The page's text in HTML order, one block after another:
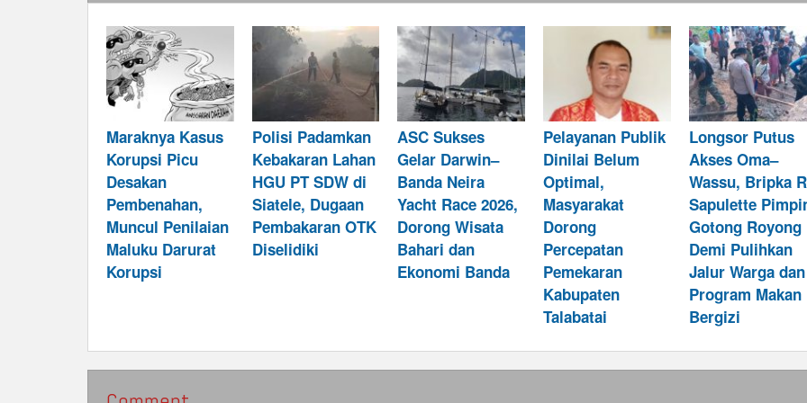
Maraknya Kasus
Korupsi Picu
Desakan
Pembenahan,
Muncul Penilaian
Maluku Darurat
Korupsi
Polisi Padamkan
Kebakaran Lahan
HGU PT SDW di
Siatele, Dugaan
Pembakaran OTK
Diselidiki
ASC Sukses
Gelar Darwin–
Banda Neira
Yacht Race 2026,
Dorong Wisata
Bahari dan
Ekonomi Banda
Pelayanan Publik
Dinilai Belum
Optimal,
Masyarakat
Dorong
Percepatan
Pemekaran
Kabupaten
Talabatai
Longsor Putus
Akses Oma–
Wassu, Bripka
Sapulette
Gotong Royong
Demi Pulihkan
Jalur Warga dan
Program Makan
Bergizi